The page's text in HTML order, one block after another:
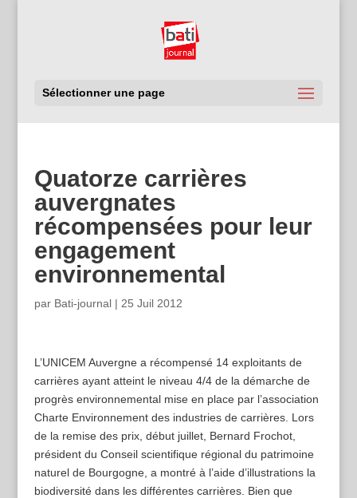
Sélectionner une page
Quatorze carrières
auvergnates
récompensées pour leur
engagement
environnemental
par Bati-journal| 25 Juil 2012
L’UNICEM Auvergne a récompensé 14 exploitants de
carrières ayant atteint le niveau 4/4 de la démarche de
progrès environnemental mise en place par l’association
Charte Environnement des industries de carrières. Lors
de la remise des prix, début juillet, Bernard Frochot,
président du Conseil scientifique régional du patrimoine
naturel de Bourgogne, a montré à l’aide d’illustrations la
biodiversité dans les différentes carrières. Bien que